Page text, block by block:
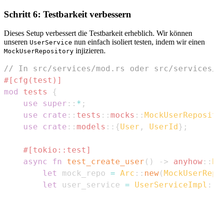
Schritt 6: Testbarkeit verbessern
Dieses Setup verbessert die Testbarkeit erheblich. Wir können
unseren UserService nun einfach isoliert testen, indem wir einen
MockUserRepository injizieren.
// In src/services/mod.rs oder src/
#[cfg(test)]
mod
tests
{
use
super :: * ;
use
crate :: tests :: mocks ::
use
crate :: models :: {User , UserId} ;
#[tokio::test]
async
fn test_create_user ( ) -> anyhow ::
let
mock_repo = Arc :: new(
let
user_service = UserServiceImpl ::